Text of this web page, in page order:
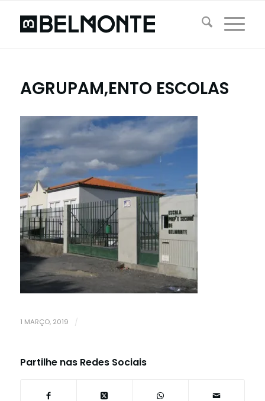
AGRUPAM,ENTO ESCOLAS
1 MARÇO, 2019 /
Partilhe nas Redes Sociais